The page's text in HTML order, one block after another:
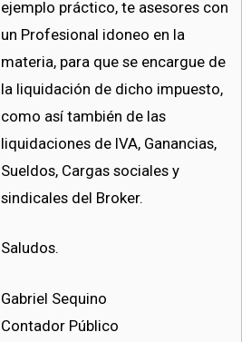
ejemplo práctico, te asesores con
un Profesional idoneo en la
materia, para que se encargue de
la liquidación de dicho impuesto,
como así también de las
liquidaciones de IVA, Ganancias,
Sueldos, Cargas sociales y
sindicales del Broker.
Saludos.
Gabriel Sequino
Contador Público